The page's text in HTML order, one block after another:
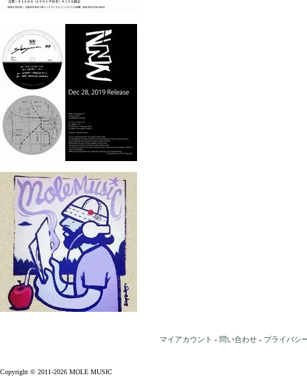
マイアカウント - 問い合わせ - プライバシ
Copyright © 2011-2026 MOLE MUSIC